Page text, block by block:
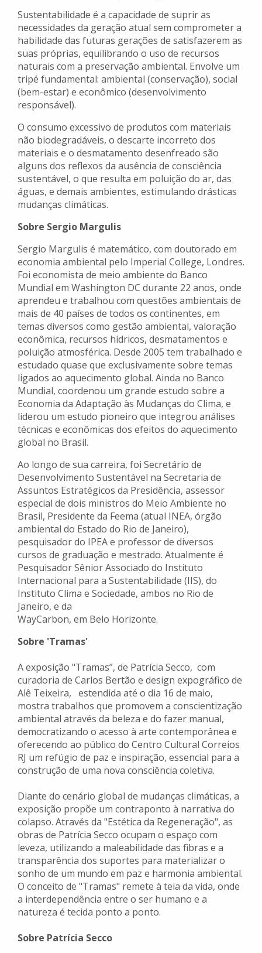
Sustentabilidade é a capacidade de suprir as
necessidades da geração atual sem comprometer a
habilidade das futuras gerações de satisfazerem as
suas próprias, equilibrando o uso de recursos
naturais com a preservação ambiental. Envolve um
tripé fundamental: ambiental (conservação), social
(bem-estar) e econômico (desenvolvimento
responsável).
O consumo excessivo de produtos com materiais
não biodegradáveis, o descarte incorreto dos
materiais e o desmatamento desenfreado são
alguns dos reflexos da ausência de consciência
sustentável, o que resulta em poluição do ar, das
águas, e demais ambientes, estimulando drásticas
mudanças climáticas.
Sobre Sergio Margulis
Sergio Margulis é matemático, com doutorado em
economia ambiental pelo Imperial College, Londres.
Foi economista de meio ambiente do Banco
Mundial em Washington DC durante 22 anos, onde
aprendeu e trabalhou com questões ambientais de
mais de 40 países de todos os continentes, em
temas diversos como gestão ambiental, valoração
econômica, recursos hídricos, desmatamentos e
poluição atmosférica. Desde 2005 tem trabalhado e
estudado quase que exclusivamente sobre temas
ligados ao aquecimento global. Ainda no Banco
Mundial, coordenou um grande estudo sobre a
Economia da Adaptação às Mudanças do Clima, e
liderou um estudo pioneiro que integrou análises
técnicas e econômicas dos efeitos do aquecimento
global no Brasil.
Ao longo de sua carreira, foi Secretário de
Desenvolvimento Sustentável na Secretaria de
Assuntos Estratégicos da Presidência, assessor
especial de dois ministros do Meio Ambiente no
Brasil, Presidente da Feema (atual INEA, órgão
ambiental do Estado do Rio de Janeiro),
pesquisador do IPEA e professor de diversos
cursos de graduação e mestrado. Atualmente é
Pesquisador Sênior Associado do Instituto
Internacional para a Sustentabilidade (IIS), do
Instituto Clima e Sociedade, ambos no Rio de
Janeiro, e da
WayCarbon, em Belo Horizonte.
Sobre 'Tramas'
A exposição "Tramas”, de Patrícia Secco, com
curadoria de Carlos Bertão e design expográfico de
Alê Teixeira, estendida até o dia 16 de maio,
mostra trabalhos que promovem a conscientização
ambiental através da beleza e do fazer manual,
democratizando o acesso à arte contemporânea e
oferecendo ao público do Centro Cultural Correios
RJ um refúgio de paz e inspiração, essencial para a
construção de uma nova consciência coletiva.
Diante do cenário global de mudanças climáticas, a
exposição propõe um contraponto à narrativa do
colapso. Através da "Estética da Regeneração", as
obras de Patrícia Secco ocupam o espaço com
leveza, utilizando a maleabilidade das fibras e a
transparência dos suportes para materializar o
sonho de um mundo em paz e harmonia ambiental.
O conceito de "Tramas" remete à teia da vida, onde
a interdependência entre o ser humano e a
natureza é tecida ponto a ponto.
Sobre Patrícia Secco